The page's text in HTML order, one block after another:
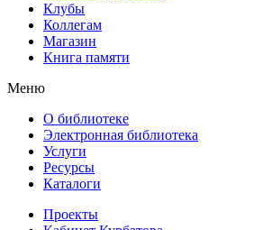
Клубы
Коллегам
Магазин
Книга памяти
Меню
О библиотеке
Электронная библиотека
Услуги
Ресурсы
Каталоги
Проекты